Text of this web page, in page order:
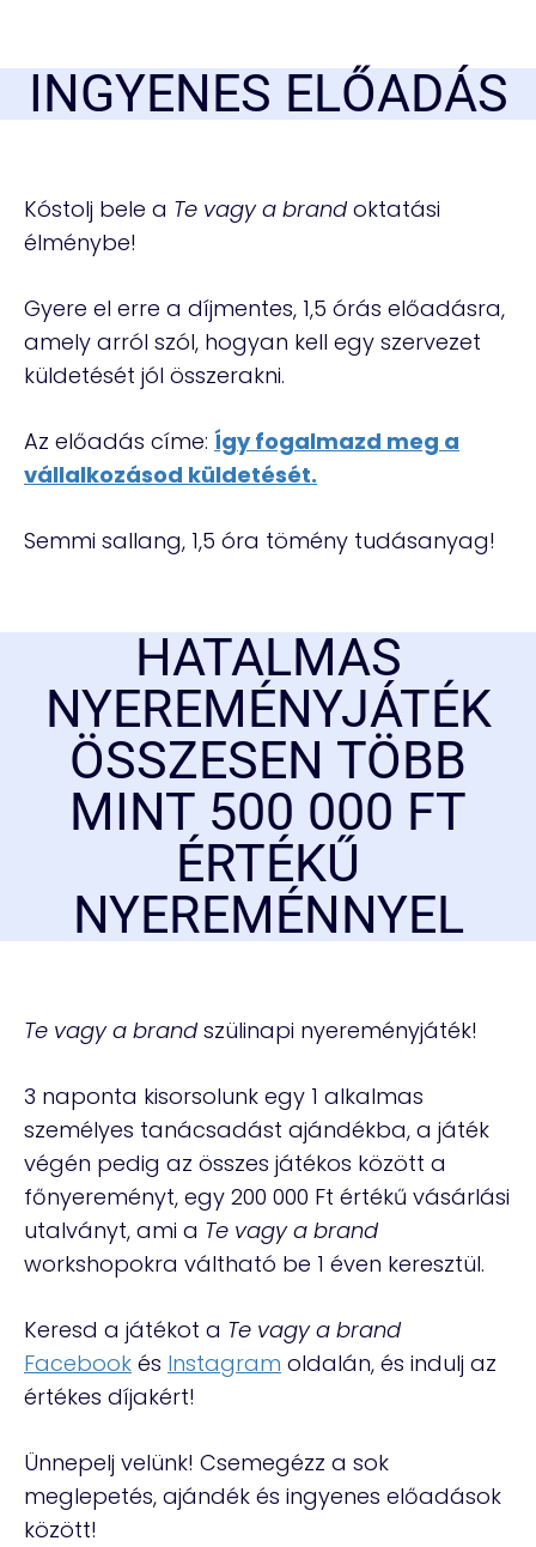
INGYENES ELŐADÁS
Kóstolj bele a Te vagy a brand oktatási
élménybe!
Gyere el erre a díjmentes, 1,5 órás előadásra,
amely arról szól, hogyan kell egy szervezet
küldetését jól összerakni.
Az előadás címe: Így fogalmazd meg a
vállalkozásod küldetését.
Semmi sallang, 1,5 óra tömény tudásanyag!
HATALMAS
NYEREMÉNYJÁTÉK
ÖSSZESEN TÖBB
MINT 500 000 FT
ÉRTÉKŰ
NYEREMÉNNYEL
Te vagy a brand szülinapi nyereményjáték!
3 naponta kisorsolunk egy 1 alkalmas
személyes tanácsadást ajándékba, a játék
végén pedig az összes játékos között a
főnyereményt, egy 200 000 Ft értékű vásárlási
utalványt, ami a Te vagy a brand
workshopokra váltható be 1 éven keresztül.
Keresd a játékot a Te vagy a brand
Facebook és Instagram oldalán, és indulj az
értékes díjakért!
Ünnepelj velünk! Csemegézz a sok
meglepetés, ajándék és ingyenes előadások
között!